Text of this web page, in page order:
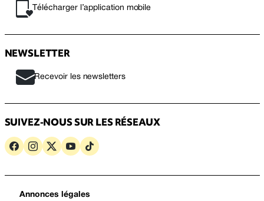
Télécharger l’application mobile
NEWSLETTER
Recevoir les newsletters
SUIVEZ-NOUS SUR LES RÉSEAUX
Annonces légales